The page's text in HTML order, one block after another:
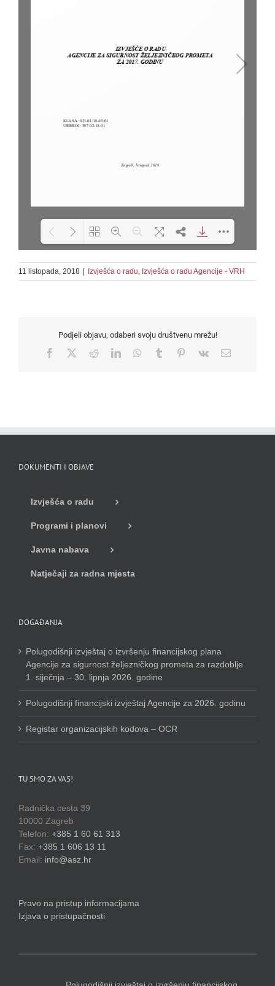
Loading PDF 102% ...
11 listopada, 2018 Izvješća o radu, Izvješća o radu Agencije - VRH
Podjeli objavu, odaberi svoju društvenu mrežu!
Facebook RedditLinkedInWhatsApp
Tumblr Pinterest
Vk Email
DOKUMENTI I OBJAVE
Izvješća o radu
Programi i planovi
Javna nabava
Natječaji za radna mjesta
DOGAĐANJA
Polugodišnji izvještaj o izvršenju financijskog plana
Agencije za sigurnost željezničkog prometa za razdoblje
1. siječnja – 30. lipnja 2026. godine
Polugodišnji financijski izvještaj Agencije za 2026. godinu
Registar organizacijskih kodova – OCR
TU SMO ZA VAS!
Radnička cesta 39
10000 Zagreb
Telefon: +385 1 60 61 313
Fax: +385 1 606 13 11
Email: info@asz.hr
Pravo na pristup informacijama
Izjava o pristupačnosti